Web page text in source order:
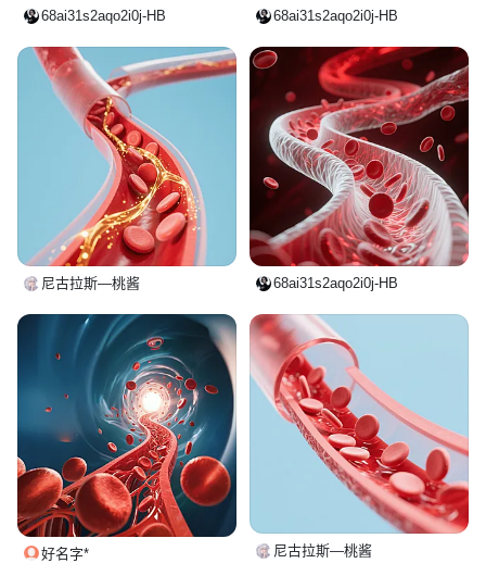
68ai31s2aqo2i0j-HB 68ai31s2aqo2i0j-HB
尼古拉斯—桃酱 68ai31s2aqo2i0j-HB
好名字* 尼古拉斯—桃酱